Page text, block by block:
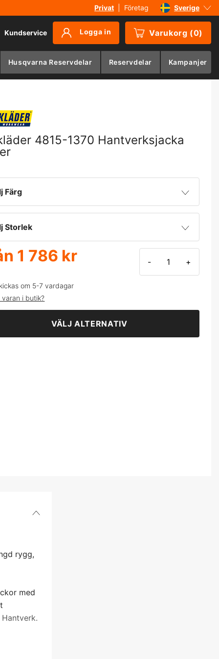
Privat Företag
Sverige
Danmark
Norge
Kundservice Logga in Varukorg (0)
Husqvarna Reservdelar Reservdelar Kampanjer
4815-1370 Hantverksjacka
Färg
Storlek
1 786 kr - +
om 5-7 vardagar
varan i butik?
VÄLJ ALTERNATIV
rygg,
med
Hantverk.